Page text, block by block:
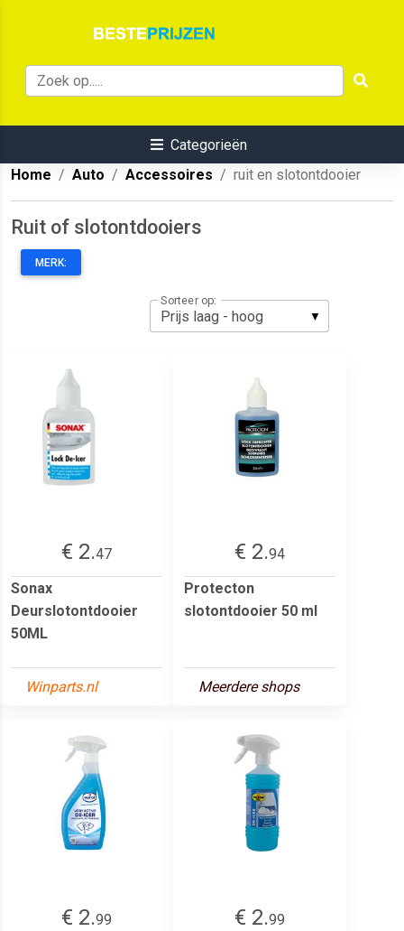
Categorieën
Home
Auto Accessoires ruit en slotontdooier
Ruit of slotontdooiers
MERK:
Sorteer op:
€ 2.47
Sonax
Deurslotontdooier
50ML
Winparts.nl
€ 2.94
Protecton
slotontdooier 50 ml
Meerdere shops
€ 2.99
€ 2.99